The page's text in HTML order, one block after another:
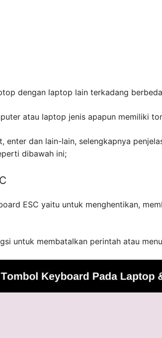
dengan laptop lain terkadang
atau laptop jenis apapun memiliki
enter dan lain-lain, selengkapnya
dibawah ini;
ESC yaitu untuk menghentikan,
untuk membatalkan perintah atau